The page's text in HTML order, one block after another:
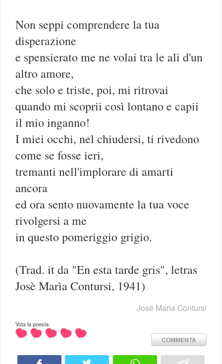
Non seppi comprendere la tua
disperazione
e spensierato me ne volai tra le ali d'un
altro amore,
che solo e triste, poi, mi ritrovai
quando mi scoprii così lontano e capii
il mio inganno!
I miei occhi, nel chiudersi, ti rivedono
come se fosse ieri,
tremanti nell'implorare di amarti
ancora
ed ora sento nuovamente la tua voce
rivolgersi a me
in questo pomeriggio grigio.
(Trad. it da "En esta tarde gris", letras
Josè Marìa Contursi, 1941)
José Marìa Contursi
Vota la poesia:
COMMENTA